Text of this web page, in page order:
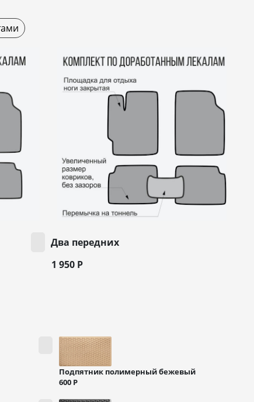
Два передних
1 950 Р
Подпятник полимерный бежевый
600 Р